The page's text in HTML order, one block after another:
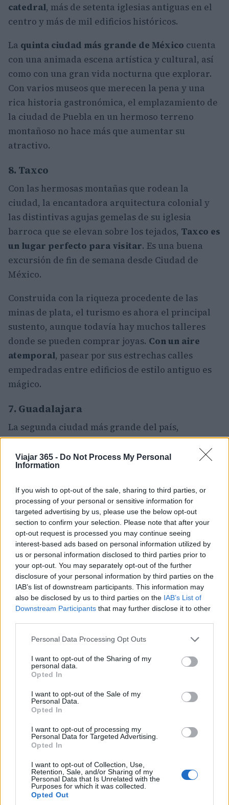
Viajar 365 - Do Not Process My Personal
Information
If you wish to opt-out of the sale, sharing to third parties, or
processing of your personal or sensitive information for
targeted advertising by us, please use the below opt-out
section to confirm your selection. Please note that after your
opt-out request is processed you may continue seeing
interest-based ads based on personal information utilized by
us or personal information disclosed to third parties prior to
your opt-out. You may separately opt-out of the further
disclosure of your personal information by third parties on the
IAB’s list of downstream participants. This information may
also be disclosed by us to third parties on the IAB’s List of
Downstream Participants that may further disclose it to other
Please note that this website/app uses one or more Google
not limited to your visit or usage behaviour. You may click to
grant or deny consent to Google and its third-party tags to
use your data for below specified purposes in below Google
consent section.
Personal Data Processing Opt Outs
I want to opt-out of the Sharing of my
personal data.
Opted In
I want to opt-out of the Sale of my
Personal Data.
Opted In
I want to opt-out of processing my
Personal Data for Targeted Advertising.
Opted In
I want to opt-out of Collection, Use,
Retention, Sale, and/or Sharing of my
Personal Data that Is Unrelated with the
Purposes for which it was collected.
Opted Out
catedral, más de setenta iglesias antiguas en el
centro y más de mil edificios históricos.
La quinta ciudad más grande de México cuenta
con una animada escena artística y cultural, así
como con una gran vida nocturna que explorar.
Con varios museos que merecen la pena y una
rica historia gastronómica, el emplazamiento de
la ciudad de Puebla en un hermoso terreno
montañoso no hace más que aumentar su
atractivo.
8. Taxco
Con las hermosas montañas que rodean la
ciudad, la encantadora arquitectura colonial y
las distintivas agujas gemelas de su iglesia
barroca que se elevan sobre los tejados, Taxco es
un lugar perfecto para visitar. Es una buena
excursión de fin de semana desde Ciudad de
México.
Construida con la riqueza procedente de las
minas de plata, el turismo es ahora el principal
sustento, aunque todavía hay muchos talleres
donde se pueden comprar joyas. Con un aire
atemporal, pasear por sus estrechas calles
empedradas entre edificios de estilo antiguo es
mágico.
7. Guadalajara
La segunda ciudad más grande del país,
Guadalajara, es un lugar extenso que funciona a
un ritmo algo más relajado queCiudad de
México. Con un sabor claramente mexicano,
cuenta con un rico patrimonio cultural, con
sombreros y música de mariachi que se originan
en medio de sus bulliciosas calles.
Mezclando lo antiguo con lo nuevo, el centro
histórico, con su fantástica catedral y su
arquitectura colonial, es un mundo aparte de
otros barrios que albergan a los hipsters, las
boutiques de moda y las discotecas de moda. Con
un sinfín de museos, galerías y teatros
repartidos entre sus numerosos parques y
plazas,Guadalajaracuenta con una magnífica
que sigue modernizándose.
6. Puerto Vallarta
Con unas impresionantes puestas de sol que
Vallartacon un brillo dorado y dejan tonos
anaranjados ondeando en el océano, la ciudad es
una delicia para visitar y atrae a una multitud
diversa de veraneantes.